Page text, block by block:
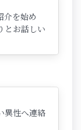
介を始め
とお話しい
異性へ連絡